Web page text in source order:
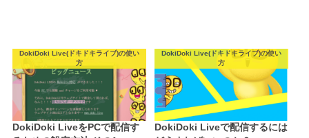
DokiDoki Live(ドキドキライブ)の使い
方
DokiDoki LiveをPCで配信す
DokiDoki Live(ドキドキライブ)の使い
方
DokiDoki Liveで配信するには